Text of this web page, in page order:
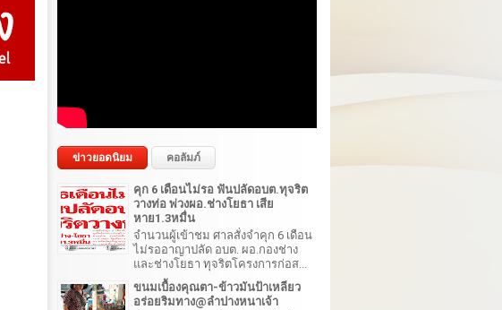
ข่าวยอดนิยม คอลัมภ์
คุก 6 เดือนไม่รอ ฟันปลัดอบต.ทุจริต
วางท่อ พ่วงผอ.ช่างโยธา เสีย
หาย1.3หมื่น
จำนวนผู้เข้าชม ศาลสั่งจำคุก 6 เดือน
ไม่รออาญาปลัด อบต. ผอ.กองช่าง
และช่างโยธา ทุจริตโครงการก่อส...
ขนมเบื้องคุณตา-ข้าวมันป้าเหลียว
อร่อยริมทาง@ลำปางหนาเจ้า